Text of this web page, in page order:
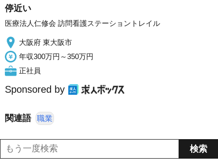
停近い
医療法人仁修会 訪問看護ステーショントレイル
大阪府 東大阪市
年収300万円～350万円
正社員
Sponsored by
関連語 職業